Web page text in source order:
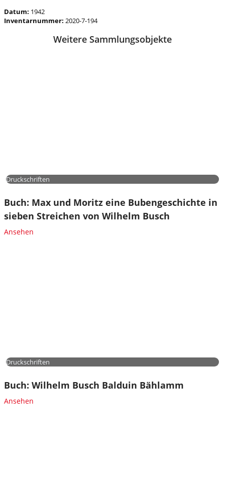
Datum: 1942
Inventarnummer: 2020-7-194
Weitere Sammlungsobjekte
Druckschriften
Buch: Max und Moritz eine Bubengeschichte in
sieben Streichen von Wilhelm Busch
Ansehen
Druckschriften
Buch: Wilhelm Busch Balduin Bählamm
Ansehen